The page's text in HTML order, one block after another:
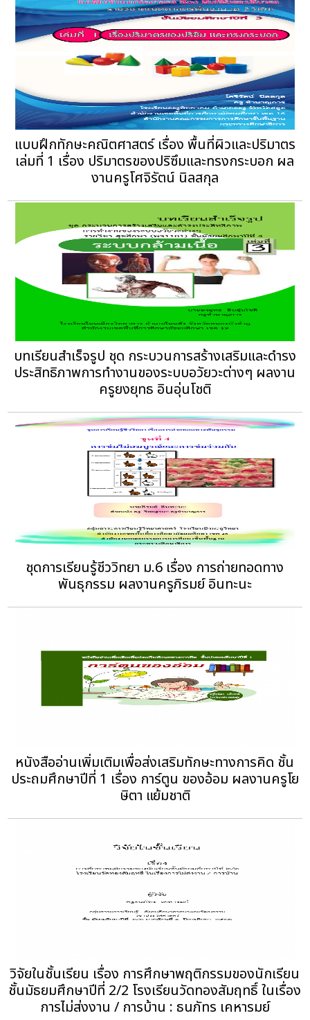
แบบฝึกทักษะคณิตศาสตร์ เรื่อง พื้นที่ผิวและปริมาตร
เล่มที่ 1 เรื่อง ปริมาตรของปริซึมและทรงกระบอก ผล
งานครูโศจิรัตน์ นิลสกุล
บทเรียนสำเร็จรูป ชุด กระบวนการสร้างเสริมและดำรง
ประสิทธิภาพการทำงานของระบบอวัยวะต่างๆ ผลงาน
ครูยงยุทธ อินอุ่นโชติ
ชุดการเรียนรู้ชีววิทยา ม.6 เรื่อง การถ่ายทอดทาง
พันธุกรรม ผลงานครูภิรมย์ อินทะนะ
หนังสืออ่านเพิ่มเติมเพื่อส่งเสริมทักษะทางการคิด ชั้น
ประถมศึกษาปีที่ 1 เรื่อง การ์ตูน ของอ้อม ผลงานครูโย
ษิตา แย้มชาติ
วิจัยในชั้นเรียน เรื่อง การศึกษาพฤติกรรมของนักเรียน
ชั้นมัธยมศึกษาปีที่ 2/2 โรงเรียนวัดทองสัมฤทธิ์ ในเรื่อง
การไม่ส่งงาน / การบ้าน : ธนภัทร เคหารมย์